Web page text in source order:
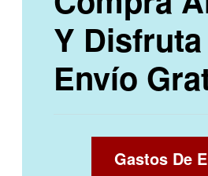
Y
Envío
Gastos De